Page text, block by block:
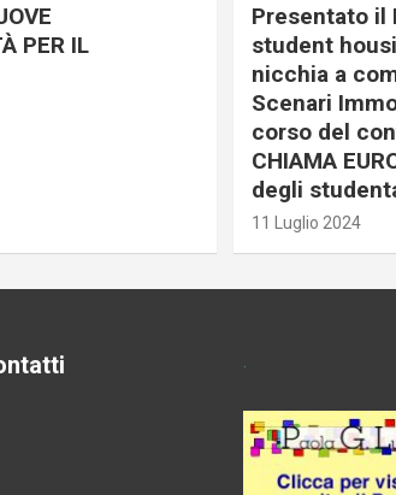
PER IL
Presentato il
student
nicchia a
Scenari
corso del
CHIAMA
degli
11 Luglio 2024